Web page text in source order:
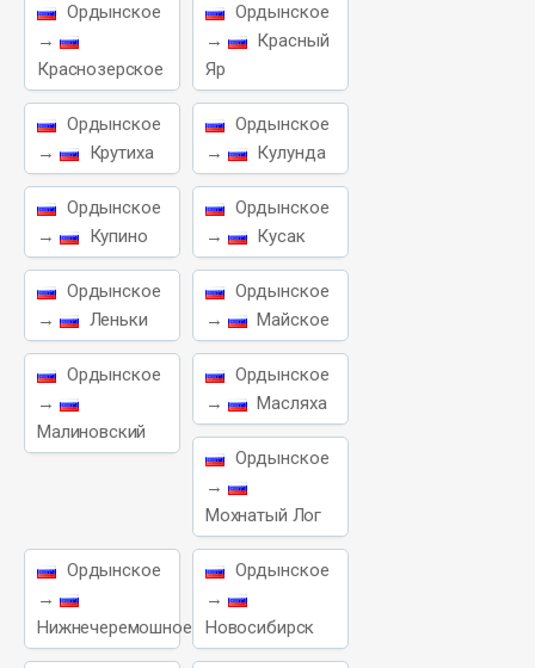
Ордынское
→
Краснозерское
Ордынское
→
Красный
Яр
Ордынское
→
Крутиха
Ордынское
→
Кулунда
Ордынское
→
Купино
Ордынское
→
Кусак
Ордынское
→
Леньки
Ордынское
→
Майское
Ордынское
→
Малиновский
Ордынское
→
Масляха
Ордынское
→
Мохнатый Лог
Ордынское
→
Нижнечеремошное
Ордынское
→
Новосибирск